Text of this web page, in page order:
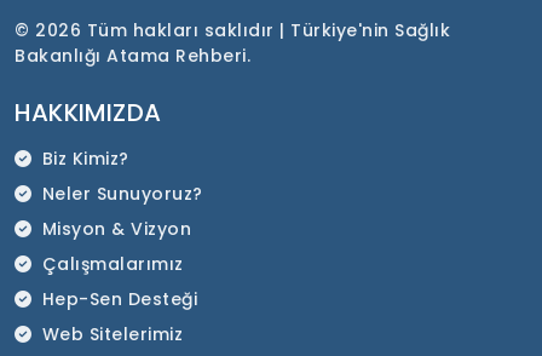
© 2026 Tüm hakları saklıdır | Türkiye'nin Sağlık
Bakanlığı Atama Rehberi.
HAKKIMIZDA
Biz Kimiz?
Neler Sunuyoruz?
Misyon & Vizyon
Çalışmalarımız
Hep-Sen Desteği
Web Sitelerimiz